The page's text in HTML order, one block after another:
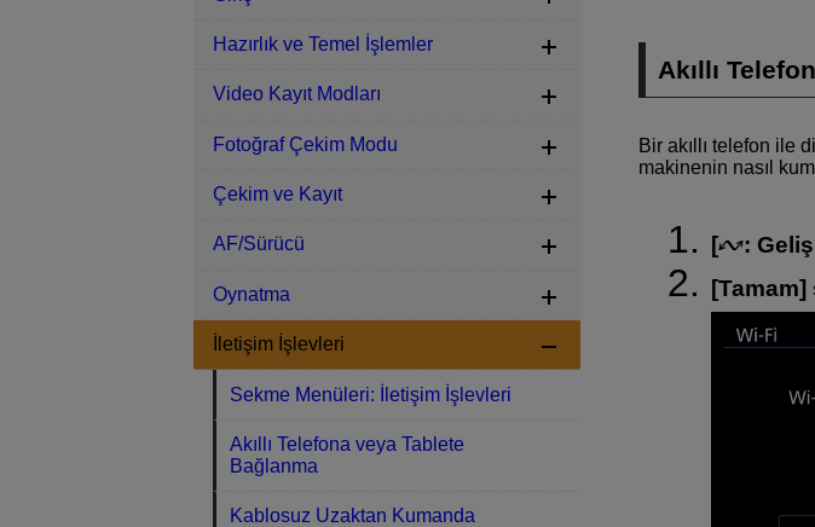
Akıllı
Bir akıllı telefon ile
makinenin nasıl
[ :
[Tamam]
Hazırlık ve Temel İşlemler
Video Kayıt Modları
Fotoğraf Çekim Modu
Çekim ve Kayıt
AF/Sürücü
Oynatma
İletişim İşlevleri
Sekme Menüleri: İletişim İşlevleri
Akıllı Telefona veya Tablete
Bağlanma
Kablosuz Uzaktan Kumanda